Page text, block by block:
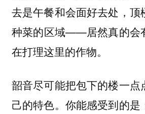
去是午餐和会面好去处，顶
种菜的区域——居然真的会
在打理这里的作物。
韶音尽可能把包下的楼一点
己的特色。你能感受到的是